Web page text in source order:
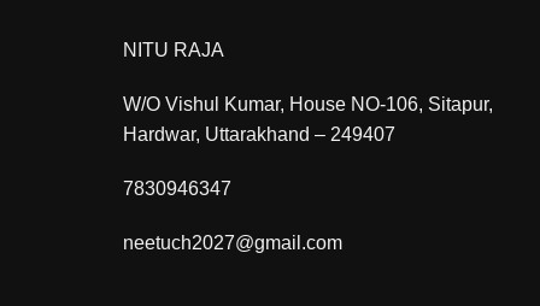
NITU RAJA
W/O Vishul Kumar, House NO-106, Sitapur,
Hardwar, Uttarakhand – 249407
7830946347
neetuch2027@gmail.com